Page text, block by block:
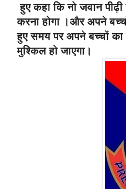
हुए कहा कि नो जवान
करना होगा ।और अपने
हुए समय पर अपने बच्चों का
मुश्किल हो जाएगा।